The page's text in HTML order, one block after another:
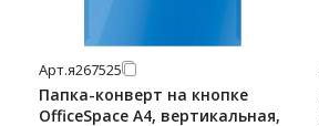
Арт.я267525
Папка-конверт на кнопке
OfficeSpace А4, вертикальная,